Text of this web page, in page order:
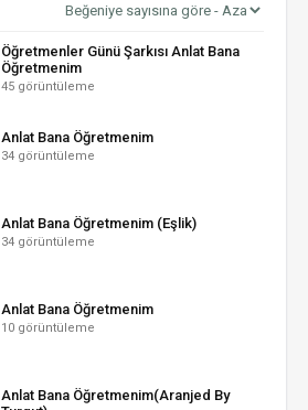
Öğretmenler Günü Şarkısı Anlat Bana
Öğretmenim
45 görüntüleme
Anlat Bana Öğretmenim
34 görüntüleme
Anlat Bana Öğretmenim (Eşlik)
34 görüntüleme
Anlat Bana Öğretmenim
10 görüntüleme
Anlat Bana Öğretmenim(Aranjed By